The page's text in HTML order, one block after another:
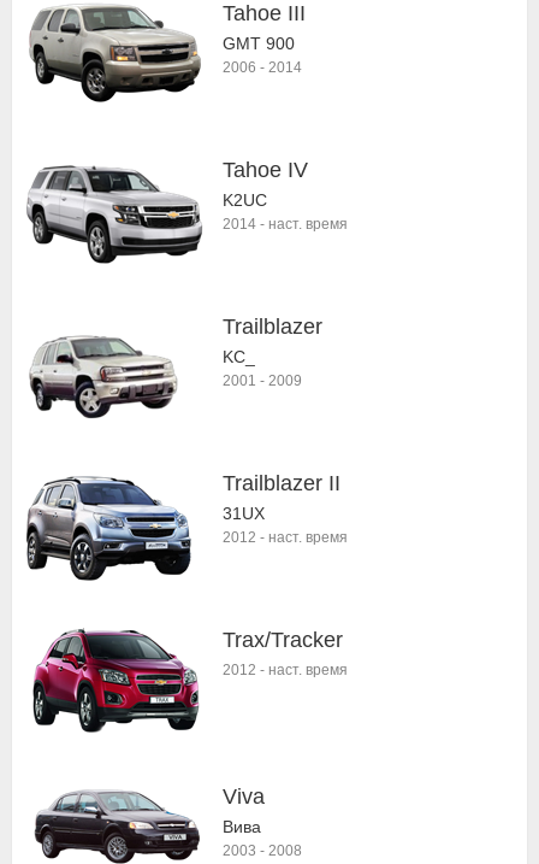
Tahoe III
GMT 900
2006 - 2014
Tahoe IV
K2UC
2014 - наст. время
Trailblazer
KC_
2001 - 2009
Trailblazer II
31UX
2012 - наст. время
Trax/Tracker
2012 - наст. время
Viva
Вива
2003 - 2008